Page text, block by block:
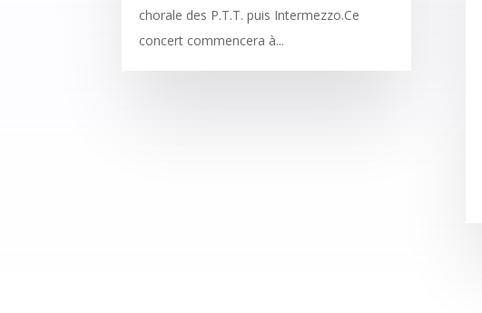
chorale des P.T.T. puis Intermezzo.Ce
concert commencera à...